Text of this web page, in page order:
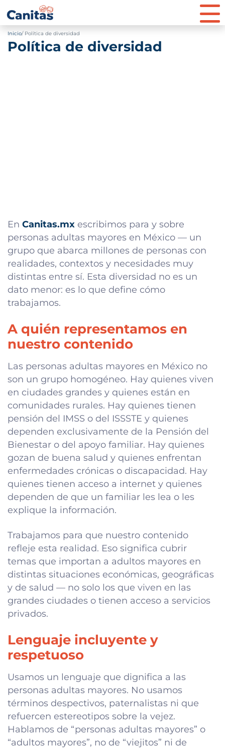
Inicio Política de diversidad
Política de diversidad
En Canitas.mx escribimos para y sobre
personas adultas mayores en México — un
grupo que abarca millones de personas con
realidades, contextos y necesidades muy
distintas entre sí. Esta diversidad no es un
dato menor: es lo que define cómo
trabajamos.
A quién representamos en
nuestro contenido
Las personas adultas mayores en México no
son un grupo homogéneo. Hay quienes viven
en ciudades grandes y quienes están en
comunidades rurales. Hay quienes tienen
pensión del IMSS o del ISSSTE y quienes
dependen exclusivamente de la Pensión del
Bienestar o del apoyo familiar. Hay quienes
gozan de buena salud y quienes enfrentan
enfermedades crónicas o discapacidad. Hay
quienes tienen acceso a internet y quienes
dependen de que un familiar les lea o les
explique la información.
Trabajamos para que nuestro contenido
refleje esta realidad. Eso significa cubrir
temas que importan a adultos mayores en
distintas situaciones económicas, geográficas
y de salud — no solo los que viven en las
grandes ciudades o tienen acceso a servicios
privados.
Lenguaje incluyente y
respetuoso
Usamos un lenguaje que dignifica a las
personas adultas mayores. No usamos
términos despectivos, paternalistas ni que
refuercen estereotipos sobre la vejez.
Hablamos de “personas adultas mayores” o
“adultos mayores”, no de “viejitos” ni de